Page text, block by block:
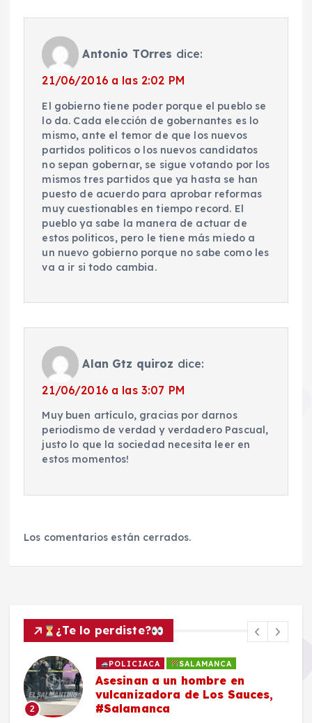
Antonio TOrres dice:
21/06/2016 a las 2:02 PM
El gobierno tiene poder porque el pueblo se
lo da. Cada elección de gobernantes es lo
mismo, ante el temor de que los nuevos
partidos politicos o los nuevos candidatos
no sepan gobernar, se sigue votando por los
mismos tres partidos que ya hasta se han
puesto de acuerdo para aprobar reformas
muy cuestionables en tiempo record. El
pueblo ya sabe la manera de actuar de
estos politicos, pero le tiene más miedo a
un nuevo gobierno porque no sabe como les
va a ir si todo cambia.
Alan Gtz quiroz dice:
21/06/2016 a las 3:07 PM
Muy buen artículo, gracias por darnos
periodismo de verdad y verdadero Pascual,
justo lo que la sociedad necesita leer en
estos momentos!
Los comentarios están cerrados.
¿Te lo perdiste?
2
POLICIACA SALAMANCA
Asesinan a un hombre en
vulcanizadora de Los Sauces,
#Salamanca